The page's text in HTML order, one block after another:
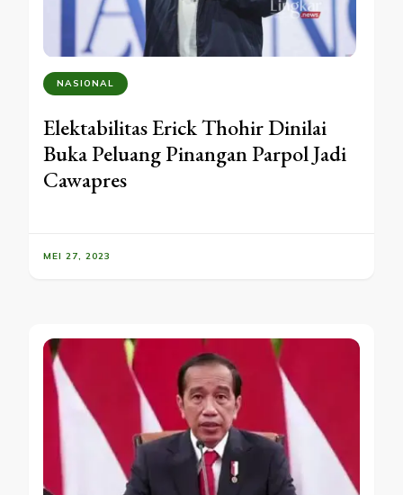
NASIONAL
Elektabilitas Erick Thohir Dinilai
Buka Peluang Pinangan Parpol Jadi
Cawapres
MEI 27, 2023